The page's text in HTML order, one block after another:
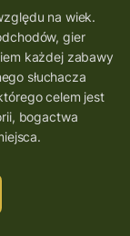
na wiek.
gier
każdej zabawy
słuchacza
celem jest
bogactwa